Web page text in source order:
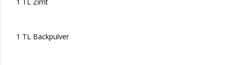
1 TL Backpulver